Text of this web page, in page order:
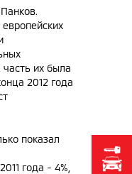
их была
2012 года
показал
года - 4%,